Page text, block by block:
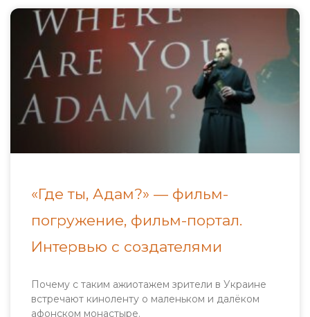
«Где ты, Адам?» — фильм-
погружение, фильм-портал.
Интервью с создателями
Почему с таким ажиотажем зрители в Украине
встречают киноленту о маленьком и далёком
афонском монастыре.